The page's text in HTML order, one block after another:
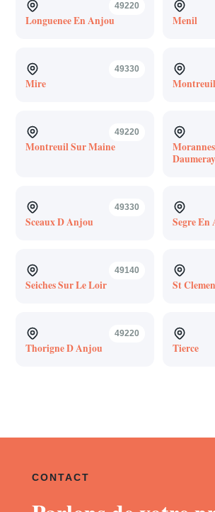
49220
Longuenee En Anjou Menil
49330
Mire
49220
Montreuil Sur Maine
Daumeray
49330
Sceaux D Anjou Segre En
49140
Seiches Sur Le Loir St
49220
Thorigne D Anjou Tierce
CONTACT